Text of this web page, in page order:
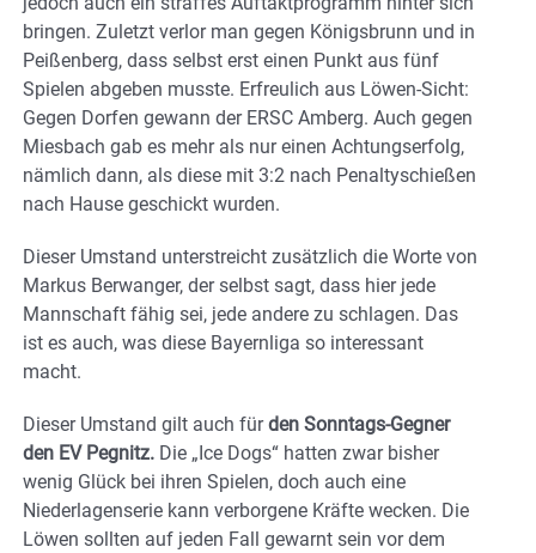
bringen. Zuletzt verlor man gegen Königsbrunn und in
Peißenberg, dass selbst erst einen Punkt aus fünf
Spielen abgeben musste. Erfreulich aus Löwen-Sicht:
Gegen Dorfen gewann der ERSC Amberg. Auch gegen
Miesbach gab es mehr als nur einen Achtungserfolg,
nämlich dann, als diese mit 3:2 nach Penaltyschießen
nach Hause geschickt wurden.
Dieser Umstand unterstreicht zusätzlich die Worte von
Markus Berwanger, der selbst sagt, dass hier jede
Mannschaft fähig sei, jede andere zu schlagen. Das
ist es auch, was diese Bayernliga so interessant
macht.
Dieser Umstand gilt auch fürden Sonntags-Gegner
den EV Pegnitz. Die „Ice Dogs“ hatten zwar bisher
wenig Glück bei ihren Spielen, doch auch eine
Niederlagenserie kann verborgene Kräfte wecken. Die
Löwen sollten auf jeden Fall gewarnt sein vor dem